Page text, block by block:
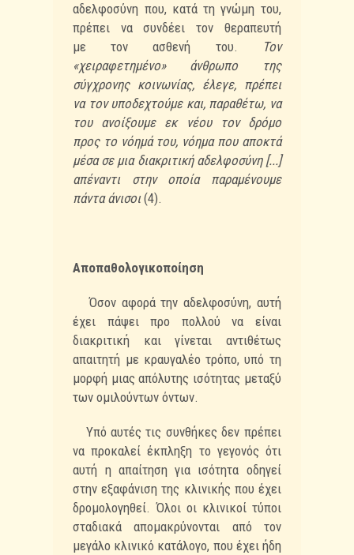
αδελφοσύνη που, κατά τη γνώμη του,
πρέπει να συνδέει τον θεραπευτή
μετον ασθενή του.
Τον
«χειραφετημένο» άνθρωπο της
σύγχρονης κοινωνίας, έλεγε, πρέπει
να τονυποδεχτούμε και, παραθέτω, να
του ανοίξουμε εκ νέου τον δρόμο
προς το νόημά του, νόημα που αποκτά
μέσα σε μια διακριτική αδελφοσύνη [...]
απέναντι στην οποία παραμένουμε
πάντα άνισοι(4).
Αποπαθολογικοποίηση
Όσον αφορά την αδελφοσύνη, αυτή
έχει πάψει προ πολλού να είναι
διακριτική καιγίνεται αντιθέτως
απαιτητή με κραυγαλέο τρόπο, υπό τη
μορφή μιαςαπόλυτης ισότητας μεταξύ
των ομιλούντων όντων.
Υπό αυτές τις συνθήκες δεν πρέπει
να προκαλεί έκπληξη το γεγονός ότι
αυτή η απαίτηση για ισότητα οδηγεί
στην εξαφάνιση της κλινικής που έχει
δρομολογηθεί. Όλοι οι κλινικοί τύποι
σταδιακά απομακρύνονται από τον
μεγάλο κλινικό κατάλογο, που έχει ήδη